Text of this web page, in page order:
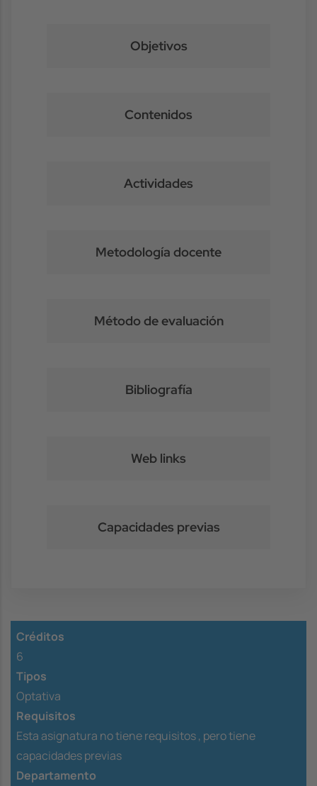
Objetivos
Contenidos
Actividades
Metodología docente
Método de evaluación
Bibliografía
Web links
Capacidades previas
Créditos
6
Tipos
Optativa
Requisitos
Esta asignatura no tiene requisitos , pero tiene
capacidades previas
Departamento